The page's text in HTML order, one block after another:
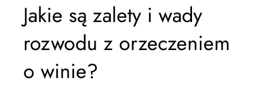
Jakie są zalety i wady
rozwodu z orzeczeniem
o winie?